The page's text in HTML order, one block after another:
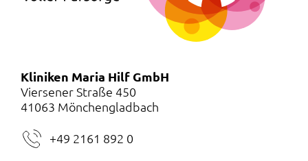
Kliniken Maria Hilf GmbH
Viersener Straße 450
41063 Mönchengladbach
+49 2161 892 0